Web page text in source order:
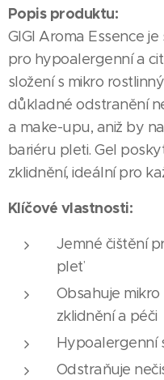
Popis produktu:
GIGI Aroma Essence
pro hypoalergenní a
složení s mikro
důkladné odstranění
a make-upu, aniž by
bariéru pleti. Gel
zklidnění, ideální pro
Klíčové vlastnosti:
Jemné čištění
pleť
Obsahuje
zklidnění a péči
Hypoalergenní
Odstraňuje